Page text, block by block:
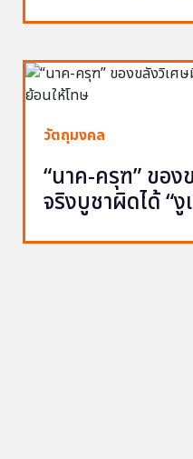
วัตถุมงคล
“นาค-ครุฑ” ขอ
จริงบูชาผิดได้ “